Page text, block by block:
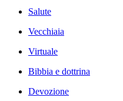
Salute
Vecchiaia
Virtuale
Bibbia e dottrina
Devozione